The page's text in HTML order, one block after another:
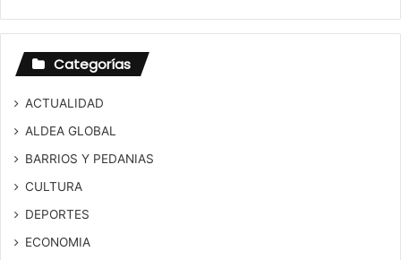
Categorías
ACTUALIDAD
ALDEA GLOBAL
BARRIOS Y PEDANIAS
CULTURA
DEPORTES
ECONOMIA